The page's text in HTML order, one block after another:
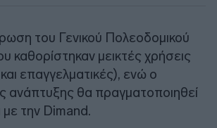
του Γενικού Πολεοδομικού
καθορίστηκαν μεικτές χρήσεις
και επαγγελματικές), ενώ ο
ανάπτυξης θα πραγματοποιηθεί
την Dimand.